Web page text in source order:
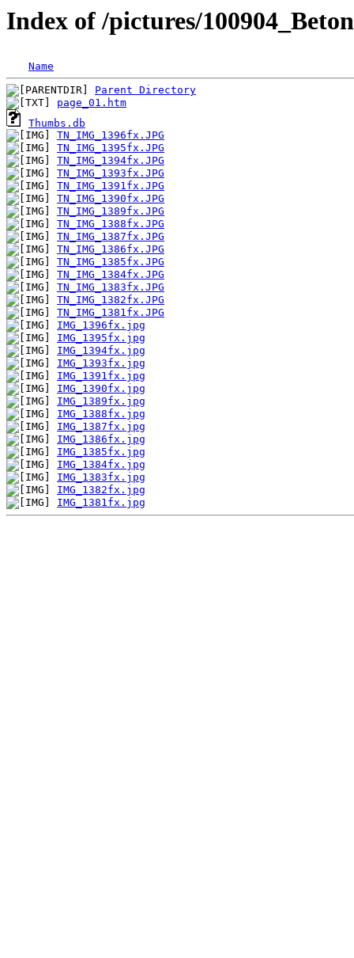
Index of /pictures/
Name
Parent Directory
page_01.htm
Thumbs.db
TN_IMG_1396fx.JPG
TN_IMG_1395fx.JPG
TN_IMG_1394fx.JPG
TN_IMG_1393fx.JPG
TN_IMG_1391fx.JPG
TN_IMG_1390fx.JPG
TN_IMG_1389fx.JPG
TN_IMG_1388fx.JPG
TN_IMG_1387fx.JPG
TN_IMG_1386fx.JPG
TN_IMG_1385fx.JPG
TN_IMG_1384fx.JPG
TN_IMG_1383fx.JPG
TN_IMG_1382fx.JPG
TN_IMG_1381fx.JPG
IMG_1396fx.jpg
IMG_1395fx.jpg
IMG_1394fx.jpg
IMG_1393fx.jpg
IMG_1391fx.jpg
IMG_1390fx.jpg
IMG_1389fx.jpg
IMG_1388fx.jpg
IMG_1387fx.jpg
IMG_1386fx.jpg
IMG_1385fx.jpg
IMG_1384fx.jpg
IMG_1383fx.jpg
IMG_1382fx.jpg
IMG_1381fx.jpg